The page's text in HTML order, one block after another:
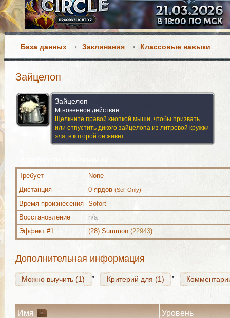
База данных Заклинания Классовые навыки
Зайцелоп
Зайцелоп
Мгновенное действие
Щелкните правой кнопкой мыши, чтобы призвать
или отпустить дикого зайцелопа из литровой кружки
эля, в которой он живет.
Требует
None
Дистанция
0 ярдов (Self Only)
Время произнесения Sofort
Восстановление
n/a
Эффект #1
(28) Summon (22943)
Дополнительная информация
Можно выучить (1) Критерий для (1)
Можно выучить (1) Критерий для (1)
Можно выучить (1) Критерий для (1)
Имя Уровень